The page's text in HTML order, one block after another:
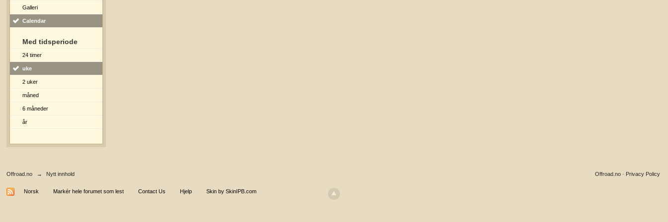
Galleri
Calendar
Med tidsperiode
24 timer
uke
2 uker
måned
6 måneder
år
Offroad.no → Nytt innhold Privacy Policy
Offroad.no ·
Norsk Markér hele forumet som lest Contact Us Hjelp Skin by SkinIPB.com